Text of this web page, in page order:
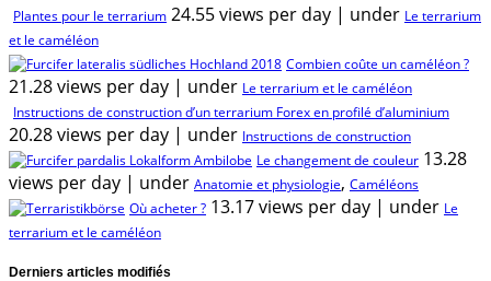
Plantes pour le terrarium 24.55 views per day | under Le terrarium
et le caméléon
Combien coûte un caméléon ?
21.28 views per day | under Le terrarium et le caméléon
Instructions de construction d’un terrarium Forex en profilé d’aluminium
20.28 views per day | under Instructions de construction
Le changement de couleur 13.28
views per day | under Anatomie et physiologie, Caméléons
Où acheter ? 13.17 views per day | under Le
terrarium et le caméléon
Derniers articles modifiés